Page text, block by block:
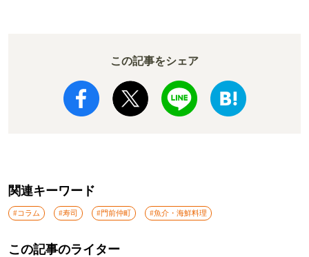
この記事をシェア
関連キーワード
#コラム #寿司 #門前仲町 #魚介・海鮮料理
この記事のライター